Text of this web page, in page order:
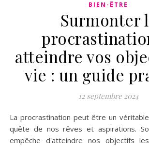
BIEN-ÊTRE
Surmonter
atteindre vos
vie : un guide
12 septembre 2024
La procrastination peut être un véritable obstacle dans la
quête de nos rêves et aspirations.
empêche d'atteindre nos objectifs